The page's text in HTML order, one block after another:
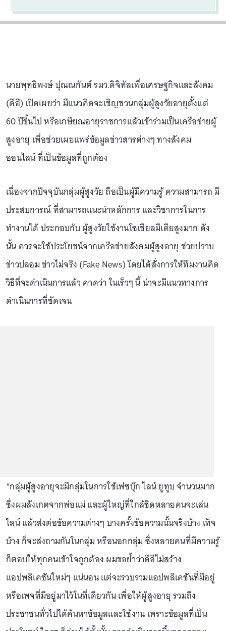
นายพุทธิพงษ์ ปุณณกันต์ รมว.ดิจิทัลเพื่อเศรษฐกิจและสังคม
(ดีอี) เปิดเผยว่า มีแนวคิดจะเชิญชวนกลุ่มผู้สูงวัยอายุตั้งแต่
60 ปีขึ้นไป หรือเกษียณอายุราชการแล้วเข้าร่วมเป็นเครือข่ายผู้
สูงอายุ เพื่อช่วยเผยแพร่ข้อมูลข่าวสารต่างๆ ทางสังคม
ออนไลน์ ที่เป็นข้อมูลที่ถูกต้อง
เนื่องจากปัจจุบันกลุ่มผู้สูงวัย ถือเป็นผู้มีความรู้ ความสามารถ มี
ประสบการณ์ ที่สามารถแนะนำหลักการ และวิชาการในการ
ทำงานได้ ประกอบกับ ผู้สูงวัยใช้งานโซเชียลมีเดียสูงมาก ดัง
นั้น ควรจะใช้ประโยชน์จากเครือข่ายสังคมผู้สูงอายุ ช่วยปราบ
ข่าวปลอม ข่าวไม่จริง (Fake News) โดยได้สั่งการให้ทีมงานคิด
วิธีที่จะดำเนินการแล้ว คาดว่า ในเร็วๆ นี้ น่าจะมีแนวทางการ
ดำเนินการที่ชัดเจน
“กลุ่มผู้สูงอายุจะมีกลุ่มในการใช้เฟซบุ๊ก ไลน์ ยูทูบ จำนวนมาก
ซึ่งผมสังเกตจากพ่อแม่ และผู้ใหญ่ที่ใกล้ชิดหลายคนจะเล่น
ไลน์ แล้วส่งต่อข้อความต่างๆ บางครั้งข้อความนั้นจริงบ้าง เท็จ
บ้าง ก็จะส่งถามกันในกลุ่ม หรือนอกกลุ่ม ซึ่งหลายคนที่มีความรู้
ก็ตอบให้ทุกคนเข้าใจถูกต้อง ผมขอย้ำว่าดีอีไม่สร้าง
แอปพลิเคชันใหม่ๆ แน่นอน แต่จะรวบรวมแอปพลิเคชันที่มีอยู่
หรือเพจที่มีอยู่มาไว้ในที่เดียวกัน เพื่อให้ผู้สูงอายุ รวมถึง
ประชาชนทั่วไปได้ค้นหาข้อมูลและใช้งาน เพราะข้อมูลที่เป็น